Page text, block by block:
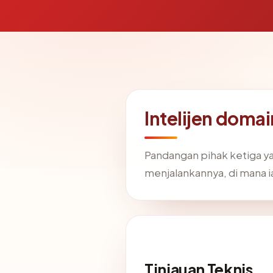
Intelijen
Pandangan pihak ketiga
menjalankannya, di mana
Tinjauan Teknis